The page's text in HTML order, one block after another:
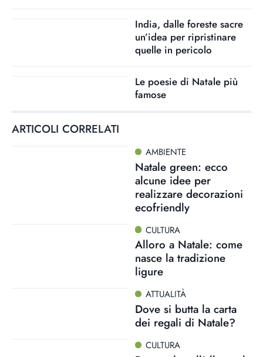
India, dalle foreste sacre
un’idea per ripristinare
quelle in pericolo
Le poesie di Natale più
famose
ARTICOLI CORRELATI
AMBIENTE
Natale green: ecco
alcune idee per
realizzare decorazioni
ecofriendly
CULTURA
Alloro a Natale: come
nasce la tradizione
ligure
ATTUALITÀ
Dove si butta la carta
dei regali di Natale?
CULTURA